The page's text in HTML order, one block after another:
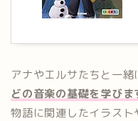
アナやエルサたちと一緒
どの音楽の基礎を学びま
物語に関連したイラス